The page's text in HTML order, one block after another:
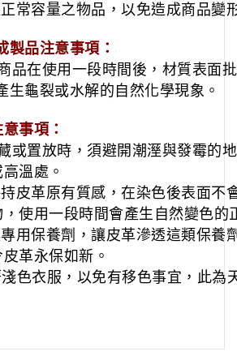
常容量之物品，以免造成商品變
品注意事項：
品在使用一段時間後，材質表面
龜裂或水解的自然化學現象。
事項：
或置放時，須避開潮溼與發霉的
溫處。
皮革原有質感，在染色後表面不
使用一段時間會產生自然變色的
用保養劑，讓皮革滲透這類保養
革永保如新。
色衣服，以免有移色事宜，此為